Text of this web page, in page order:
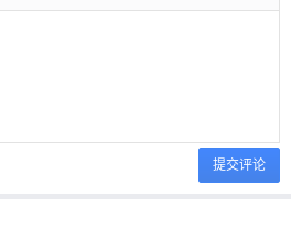
提交评论